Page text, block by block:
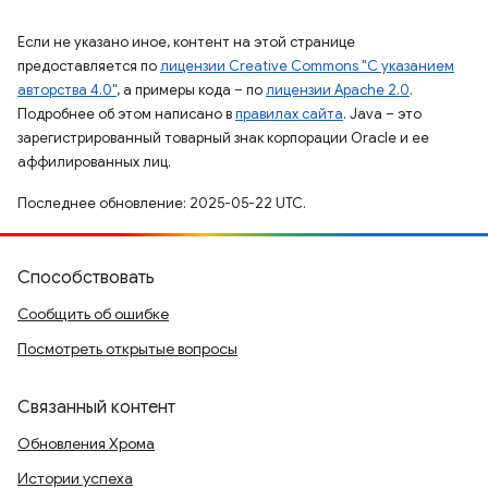
Если не указано иное, контент на этой странице
предоставляется полицензии Creative Commons "С указанием
авторства 4.0", а примеры кода – полицензии Apache 2.0.
Подробнее об этом написано вправилах сайта. Java – это
зарегистрированный товарный знак корпорации Oracle и ее
аффилированных лиц.
Последнее обновление: 2025-05-22 UTC.
Способствовать
Сообщить об ошибке
Посмотреть открытые вопросы
Связанный контент
Обновления Хрома
Истории успеха